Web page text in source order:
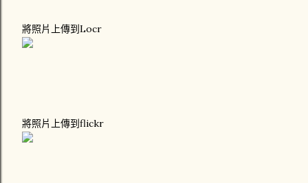
將照片上傳到Locr
將照片上傳到flickr